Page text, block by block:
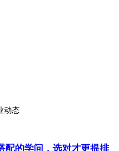
动态
配的学问，选对才更提排